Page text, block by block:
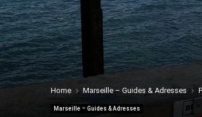
Home Marseille – Guides & Adresses
Marseille – Guides & Adresses